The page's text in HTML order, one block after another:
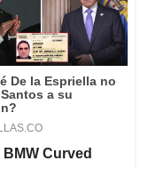
BMW Curved